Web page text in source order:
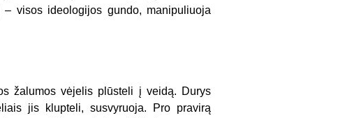
visos ideologijos gundo, manipuliuoja
žalumos vėjelis plūsteli į veidą. Durys
jis klupteli, susvyruoja. Pro pravirą